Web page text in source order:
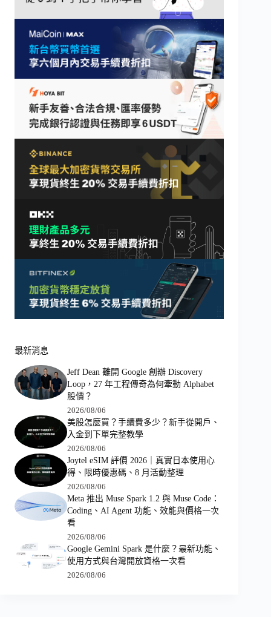
最新消息
Jeff Dean 離開 Google 創辦 Discovery
Loop，27 年工程傳奇為何牽動 Alphabet
股價？
2026/08/06
美股怎麼買？手續費多少？新手從開戶、
入金到下單完整教學
2026/08/06
Joytel eSIM 評價 2026｜真實日本使用心
得、限時優惠碼、8 月活動整理
2026/08/06
Meta 推出 Muse Spark 1.2 與 Muse Code：
Coding、AI Agent 功能、效能與價格一次
看
2026/08/06
Google Gemini Spark 是什麼？最新功能、
使用方式與台灣開放資格一次看
2026/08/06